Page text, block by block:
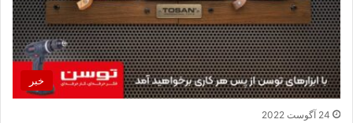
خبر
24 آگوست 2022